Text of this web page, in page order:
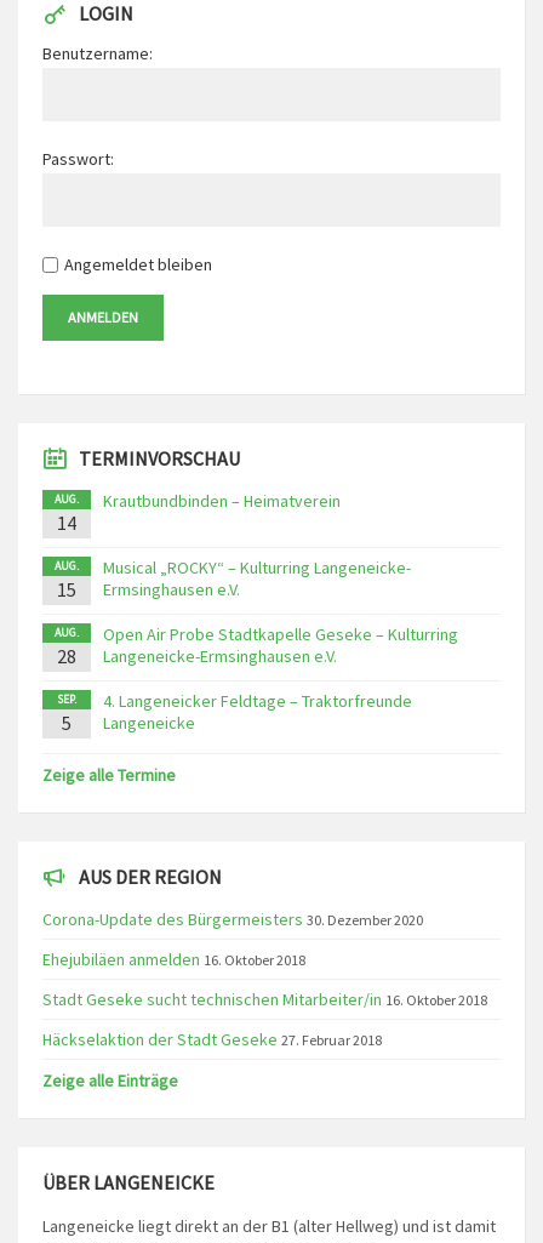
LOGIN
Benutzername:
Passwort:
Angemeldet bleiben
ANMELDEN
TERMINVORSCHAU
AUG.
14
Krautbundbinden – Heimatverein
AUG.
15
Musical „ROCKY“ – Kulturring Langeneicke-
Ermsinghausen e.V.
AUG.
28
Open Air Probe Stadtkapelle Geseke – Kulturring
Langeneicke-Ermsinghausen e.V.
SEP.
5
4. Langeneicker Feldtage – Traktorfreunde
Langeneicke
Zeige alle Termine
AUS DER REGION
Corona-Update des Bürgermeisters 30. Dezember 2020
Ehejubiläen anmelden 16. Oktober 2018
Stadt Geseke sucht technischen Mitarbeiter/in 16. Oktober 2018
Häckselaktion der Stadt Geseke 27. Februar 2018
Zeige alle Einträge
ÜBER LANGENEICKE
Langeneicke liegt direkt an der B1 (alter Hellweg) und ist damit